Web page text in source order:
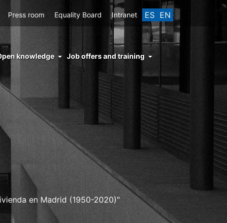
ES EN
Press room Equality Board Intranet
knowledge Job offers and training
en Madrid (1950-2020)"